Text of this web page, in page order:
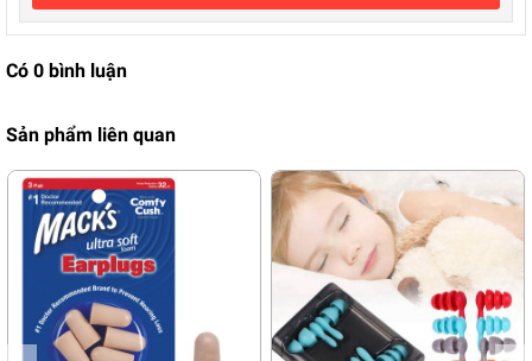
Có 0 bình luận
Sản phẩm liên quan